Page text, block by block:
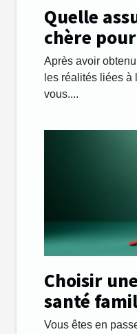
Quelle
chère
Après avoir
les réalités liées à
vous....
Choisir
santé
s’y
Vous êtes en